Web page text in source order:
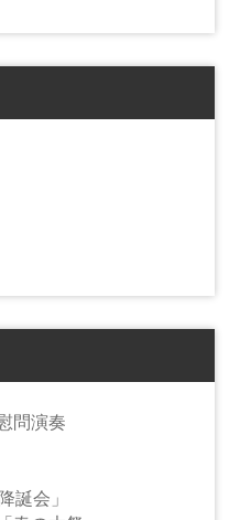
問演奏
誕会」